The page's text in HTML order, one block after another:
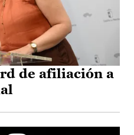
de afiliación a